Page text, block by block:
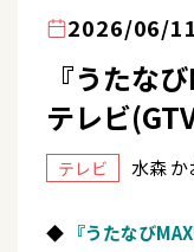
2026/06/11
『うたな
テレビ
テレビ 水森
◆ 『うたなび